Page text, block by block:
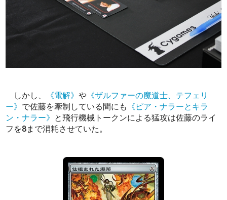
しかし、 《電解》や 《ザルファーの魔道士、テフェリ
ー》 で佐藤を牽制している間にも 《ピア・ナラーとキラ
ン・ナラー》 と飛行機械トークンによる猛攻は佐藤のライ
フを8まで消耗させていた。